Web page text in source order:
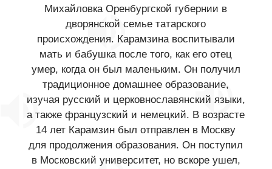
Михайловка Оренбургской губернии в
дворянской семье татарского
происхождения. Карамзина воспитывали
мать и бабушка после того, как его отец
умер, когда он был маленьким. Он получил
традиционное домашнее образование,
изучая русский и церковнославянский языки,
а также французский и немецкий. В возрасте
14 лет Карамзин был отправлен в Москву
для продолжения образования. Он поступил
в Московский университет, но вскоре ушел,